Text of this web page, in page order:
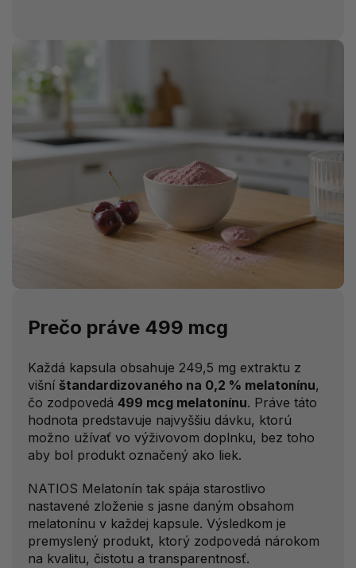
Prečo práve 499 mcg
Každá kapsula obsahuje 249,5 mg extraktu z
višní štandardizovaného na 0,2 % melatonínu,
čo zodpovedá 499 mcg melatonínu. Práve táto
hodnota predstavuje najvyššiu dávku, ktorú
možno užívať vo výživovom doplnku, bez toho
aby bol produkt označený ako liek.
NATIOS Melatonín tak spája starostlivo
nastavené zloženie s jasne daným obsahom
melatonínu v každej kapsule. Výsledkom je
premyslený produkt, ktorý zodpovedá nárokom
na kvalitu, čistotu a transparentnosť.